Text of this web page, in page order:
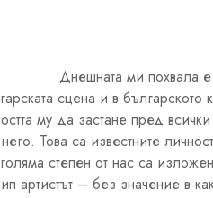
Днешната ми похвала
сцена и в българското
му да застане пред
Това са известните
степен от нас са
артистът – без значение в